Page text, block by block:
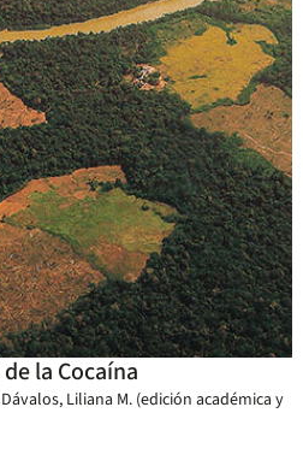
la Cocaína
Liliana M. (edición académica y